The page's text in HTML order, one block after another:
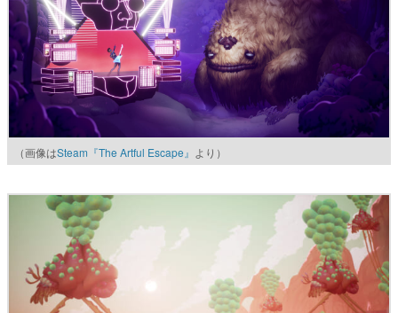
（画像はSteam『The Artful Escape』 より）